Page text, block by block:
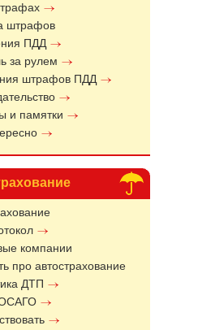
штрафов
ПДД
за рулем
штрафов ПДД
и памятки
компании
про автострахование
ДТП